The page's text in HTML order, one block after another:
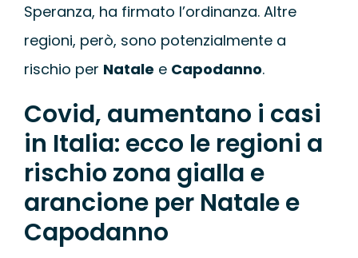
Speranza, ha firmato l’ordinanza. Altre
regioni, però, sono potenzialmente a
rischio per Natale e Capodanno.
Covid, aumentano i casi
in Italia: ecco le regioni a
rischio zona gialla e
arancione per Natale e
Capodanno